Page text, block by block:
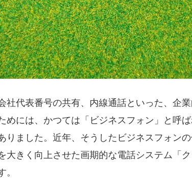
社代表番号の共有、内線通話といった、企
めには、かつては「ビジネスフォン」と呼
りました。近年、そうしたビジネスフォン
大きく向上させた画期的な電話システム「
。